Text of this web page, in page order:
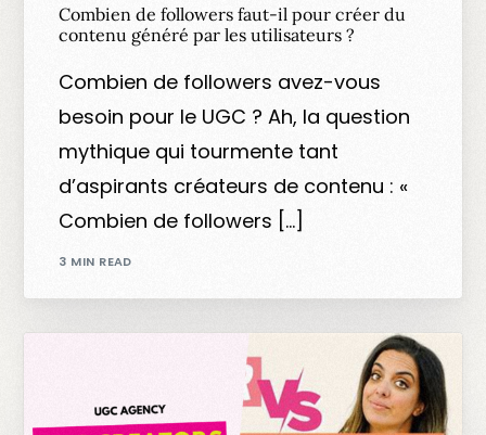
Combien de followers faut-il pour créer du
contenu généré par les utilisateurs ?
Combien de followers avez-vous
besoin pour le UGC ? Ah, la question
mythique qui tourmente tant
d’aspirants créateurs de contenu : «
Combien de followers […]
3 MIN READ